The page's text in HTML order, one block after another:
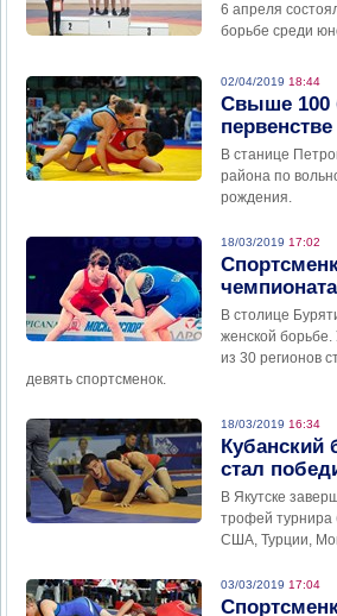
6 апреля
борьбе среди
02/04/2019 18:44
Свыше 100
В станице
района по
рождения.
18/03/2019 17:02
В столице
женской
из 30 регионов
девять спортсменок.
18/03/2019 16:34
Кубанский
стал
В Якутске
трофей турнира
США, Турции,
03/03/2019 17:04